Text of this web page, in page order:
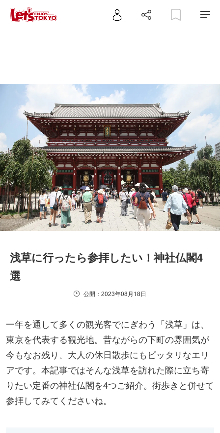
浅草に行ったら参拝したい！神社仏閣4
選
公開：2023年08月18日
一年を通して多くの観光客でにぎわう「浅草」は、
東京を代表する観光地。昔ながらの下町の雰囲気が
今もなお残り、大人の休日散歩にもピッタリなエリ
アです。本記事ではそんな浅草を訪れた際に立ち寄
りたい定番の神社仏閣を4つご紹介。街歩きと併せて
参拝してみてくださいね。